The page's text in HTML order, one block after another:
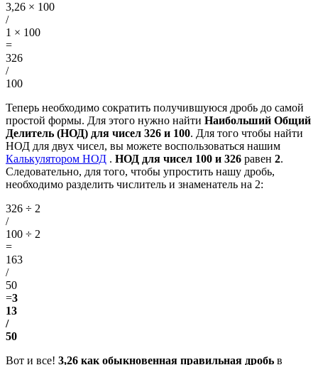
3,26 × 100
/
1 × 100
=
326
/
100
Теперь необходимо сократить получившуюся дробь до самой
простой формы. Для этого нужно найти Наибольший Общий
Делитель (НОД) для чисел 326 и 100. Для того чтобы найти
НОД для двух чисел, вы можете воспользоваться нашим
Калькулятором НОД . НОД для чисел 100 и 326 равен 2.
Следовательно, для того, чтобы упростить нашу дробь,
необходимо разделить числитель и знаменатель на 2:
326 ÷ 2
/
100 ÷ 2
=
163
/
50
=3
13
/
50
Вот и все! 3,26 как обыкновенная правильная дробь в